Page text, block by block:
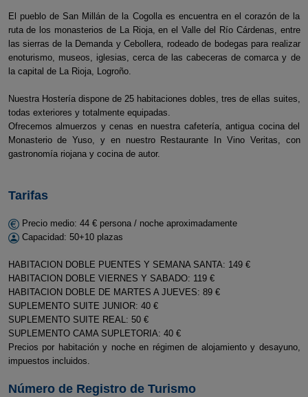
El pueblo de San Millán de la Cogolla es encuentra en el corazón de la
ruta de los monasterios de La Rioja, en el Valle del Río Cárdenas, entre
las sierras de la Demanda y Cebollera, rodeado de bodegas para realizar
enoturismo, museos, iglesias, cerca de las cabeceras de comarca y de
la capital de La Rioja, Logroño.
Nuestra Hostería dispone de 25 habitaciones dobles, tres de ellas suites,
todas exteriores y totalmente equipadas.
Ofrecemos almuerzos y cenas en nuestra cafetería, antigua cocina del
Monasterio de Yuso, y en nuestro Restaurante In Vino Veritas, con
gastronomía riojana y cocina de autor.
Tarifas
Precio medio: 44 € persona / noche aproximadamente
Capacidad: 50+10 plazas
HABITACION DOBLE PUENTES Y SEMANA SANTA: 149 €
HABITACION DOBLE VIERNES Y SABADO: 119 €
HABITACION DOBLE DE MARTES A JUEVES: 89 €
SUPLEMENTO SUITE JUNIOR: 40 €
SUPLEMENTO SUITE REAL: 50 €
SUPLEMENTO CAMA SUPLETORIA: 40 €
Precios por habitación y noche en régimen de alojamiento y desayuno,
impuestos incluidos.
Número de Registro de Turismo